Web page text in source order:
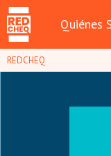
Quiénes
REDCHEQ